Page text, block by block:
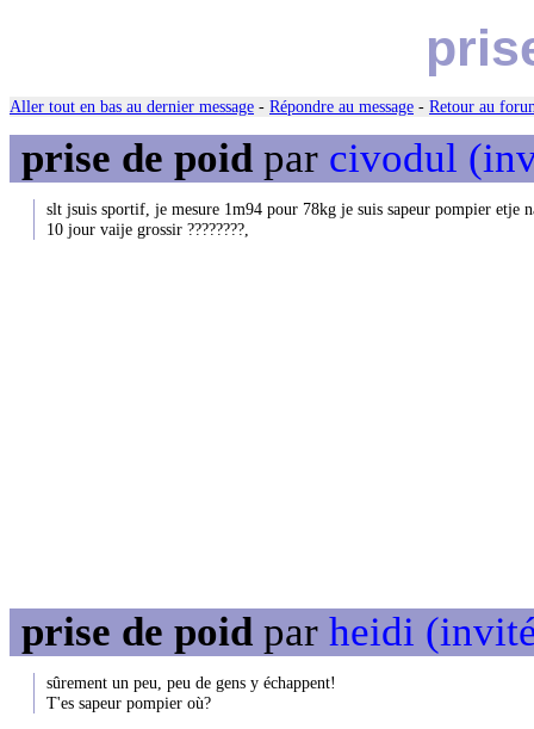
Aller tout en bas au dernier message - Répondre au message - Retour au
prise de poid par civodul
slt jsuis sportif, je mesure 1m94 pour 78kg je suis sapeur pompier etje
10 jour vaije grossir ????????,
prise de poid par heidi
sûrement un peu, peu de gens y échappent!
T'es sapeur pompier où?